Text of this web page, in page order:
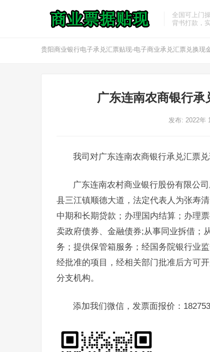
全国可上门
背书打款，
贵阳商业银行电子承兑汇票贴现-电子商业承兑汇票兑换现
广东连南农商银行
发布: 2022年
我司对广东连南农商银行承兑汇票
广东连南农村商业银行股份有限公
县三江镇顺德大道，法定代表人为张寿
中期和长期贷款；办理国内结算；办理
卖政府债券、金融债券;从事同业拆借；
务；提供保管箱服务；经国务院银行业
经批准的项目，经相关部门批准后方可
分支机构。
添加我们微信，发票面报价：